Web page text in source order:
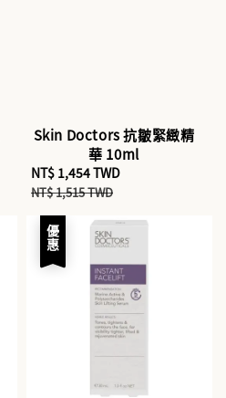
Skin Doctors 抗皺緊緻精
華 10ml
Sale
price
NT$ 1,454 TWD
NT$ 1,515 TWD
優惠